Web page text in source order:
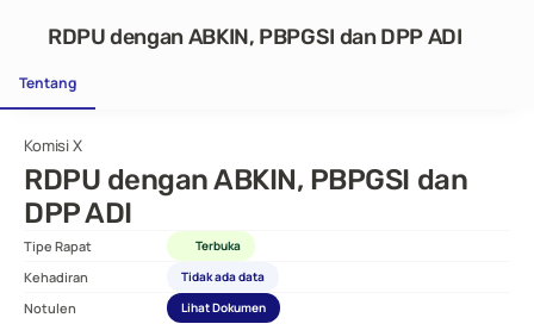
Komisi X
RDPU dengan ABKIN, PBPGSI dan
DPP ADI
Tipe Rapat Terbuka
Kehadiran Tidak ada data
Notulen Lihat Dokumen
RDPU dengan ABKIN, PBPGSI dan DPP ADI
Tentang